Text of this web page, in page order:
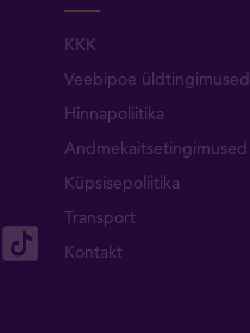
KKK
Veebipoe üldtingimused
Hinnapoliitika
Andmekaitsetingimused
Küpsisepoliitika
Transport
Kontakt